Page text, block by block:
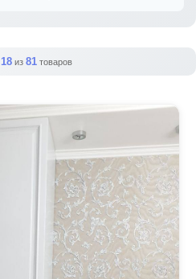
18 из 81 товаров